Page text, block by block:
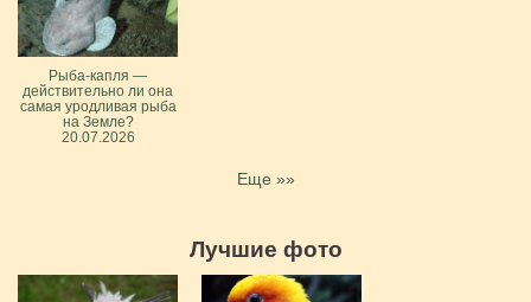
Рыба-капля —
действительно ли она
самая уродливая рыба
на Земле?
20.07.2026
Еще »»
Лучшие фото